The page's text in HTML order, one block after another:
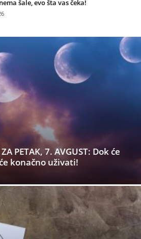
šale, evo šta vas čeka!
PETAK, 7. AVGUST: Dok će
konačno uživati!